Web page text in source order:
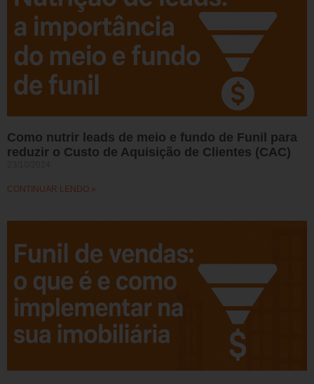
Como nutrir leads de meio e fundo de Funil para
reduzir o Custo de Aquisição de Clientes (CAC)
CONTINUAR LENDO »